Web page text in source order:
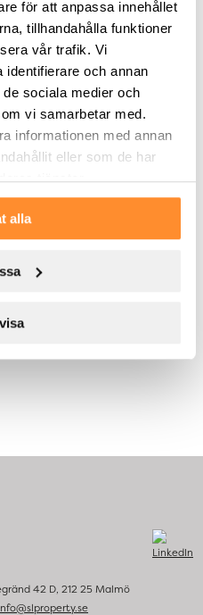
för att anpassa innehållet
tillhandahålla funktioner
vår trafik. Vi
identifierare och annan
sociala medier och
vi samarbetar med.
informationen med annan
eller som de har
tjänster.
alla
E20, har ett utmärkt
säger Peter Strand, vd på
0705-881 661
Property
– är ett svenskt
logistikfastigheter.
ett högt tempo och
förvärv.
hållbarhet och
omfattar en uthyrningsbar
information om SLP:
42 D, 212 25 Malmö